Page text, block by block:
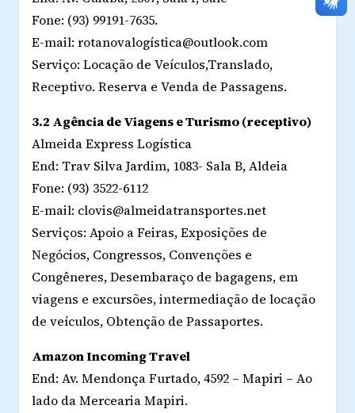
Fone: (93) 99191-7635.
E-mail: rotanovalogística@outlook.com
Serviço: Locação de Veículos,Translado,
Receptivo. Reserva e Venda de Passagens.
3.2 Agência de Viagens e Turismo (receptivo)
Almeida Express Logística
End: Trav Silva Jardim, 1083- Sala B, Aldeia
Fone: (93) 3522-6112
E-mail: clovis@almeidatransportes.net
Serviços: Apoio a Feiras, Exposições de
Negócios, Congressos, Convenções e
Congêneres, Desembaraço de bagagens, em
viagens e excursões, intermediação de locação
de veículos, Obtenção de Passaportes.
Amazon Incoming Travel
End: Av. Mendonça Furtado, 4592 – Mapiri – Ao
lado da Mercearia Mapiri.